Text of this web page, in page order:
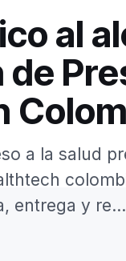
al
a la salud
entrega y re...